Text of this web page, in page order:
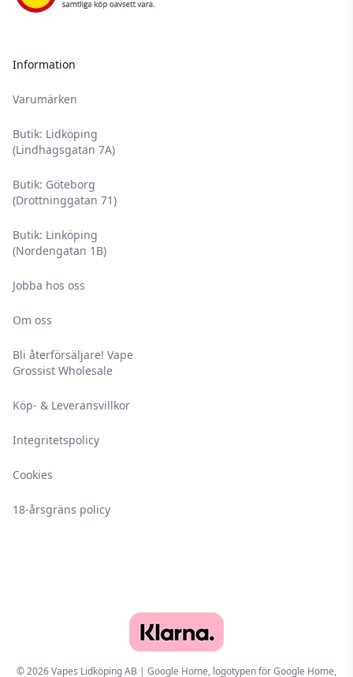
Information
Varumärken
Butik: Lidköping
(Lindhagsgatan 7A)
Butik: Göteborg
(Drottninggatan 71)
Butik: Linköping
(Nordengatan 1B)
Jobba hos oss
Om oss
Bli återförsäljare! Vape
Grossist Wholesale
Köp- & Leveransvillkor
Integritetspolicy
Cookies
18-årsgräns policy
© 2026 Vapes Lidköping AB | Google Home, logotypen för Google Home,